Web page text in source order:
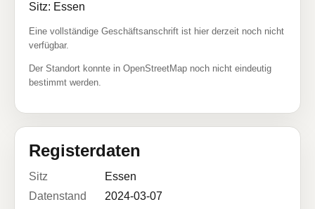
Sitz: Essen
Eine vollständige Geschäftsanschrift ist hier derzeit noch nicht
verfügbar.
Der Standort konnte in OpenStreetMap noch nicht eindeutig
bestimmt werden.
Registerdaten
Sitz
Essen
Datenstand
2024-03-07